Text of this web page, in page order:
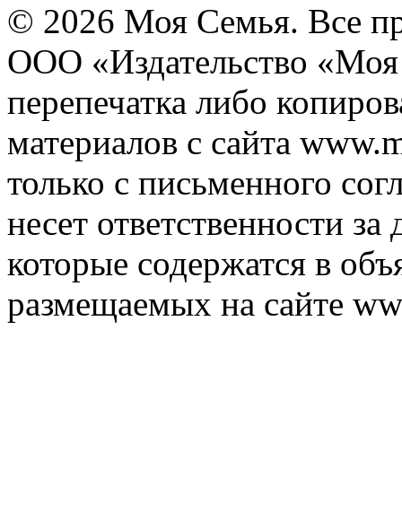
© 2026 Моя Семья. Все
ООО «Издательство
перепечатка либо
материалов с сайта
только с письменного
несет ответственности
которые содержатся в
размещаемых на сайте